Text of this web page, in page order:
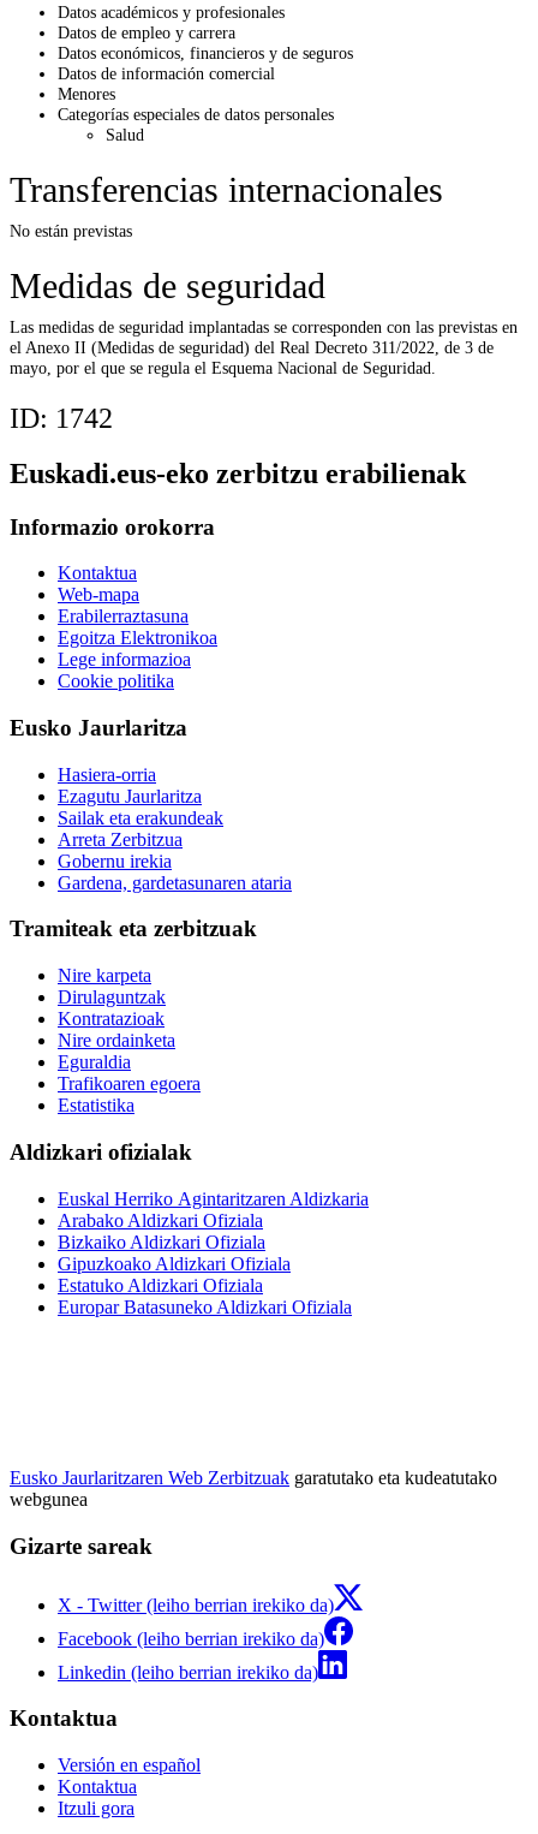
Datos académicos y profesionales
Datos de empleo y carrera
Datos económicos, financieros y de seguros
Datos de información comercial
Menores
Categorías especiales de datos personales
Salud
Transferencias internacionales
No están previstas
Medidas de seguridad
Las medidas de seguridad implantadas se corresponden con las previstas en
el Anexo II (Medidas de seguridad) del Real Decreto 311/2022, de 3 de
mayo, por el que se regula el Esquema Nacional de Seguridad.
ID: 1742
Euskadi.eus-eko zerbitzu erabilienak
Informazio orokorra
Kontaktua
Web-mapa
Erabilerraztasuna
Egoitza Elektronikoa
Lege informazioa
Cookie politika
Eusko Jaurlaritza
Hasiera-orria
Ezagutu Jaurlaritza
Sailak eta erakundeak
Arreta Zerbitzua
Gobernu irekia
Gardena, gardetasunaren ataria
Tramiteak eta zerbitzuak
Nire karpeta
Dirulaguntzak
Kontratazioak
Nire ordainketa
Eguraldia
Trafikoaren egoera
Estatistika
Aldizkari ofizialak
Euskal Herriko Agintaritzaren Aldizkaria
Arabako Aldizkari Ofiziala
Bizkaiko Aldizkari Ofiziala
Gipuzkoako Aldizkari Ofiziala
Estatuko Aldizkari Ofiziala
Europar Batasuneko Aldizkari Ofiziala
Eusko Jaurlaritzaren Web Zerbitzuak garatutako eta kudeatutako
webgunea
Gizarte sareak
X - Twitter (leiho berrian irekiko da)
Facebook (leiho berrian irekiko da)
Linkedin (leiho berrian irekiko da)
Kontaktua
Versión en español
Kontaktua
Itzuli gora